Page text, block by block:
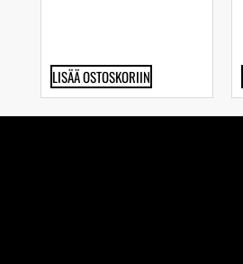
LISÄÄ OSTOSKORIIN